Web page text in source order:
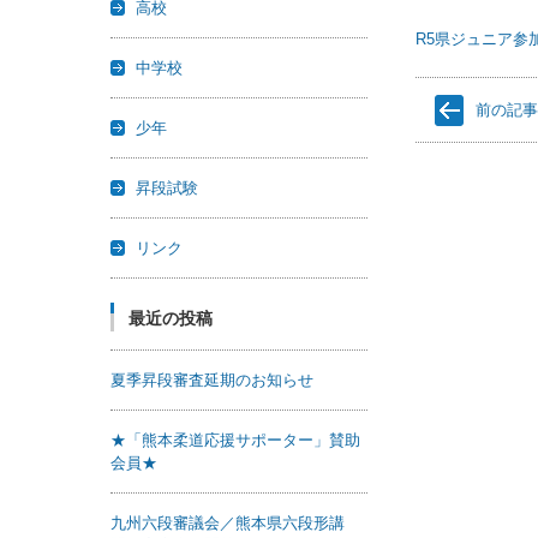
R5県ジュニア参
前の記事
高校
中学校
少年
昇段試験
リンク
最近の投稿
夏季昇段審査延期のお知らせ
★「熊本柔道応援サポーター」賛助
会員★
九州六段審議会／熊本県六段形講